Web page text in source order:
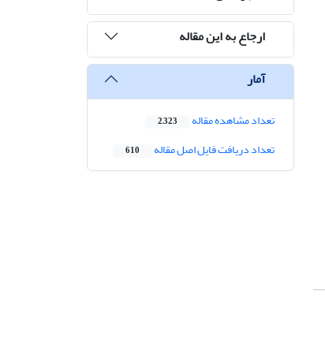
ارجاع به این مقاله
آمار
تعداد مشاهده مقاله 2,323
تعداد دریافت فایل اصل مقاله 610